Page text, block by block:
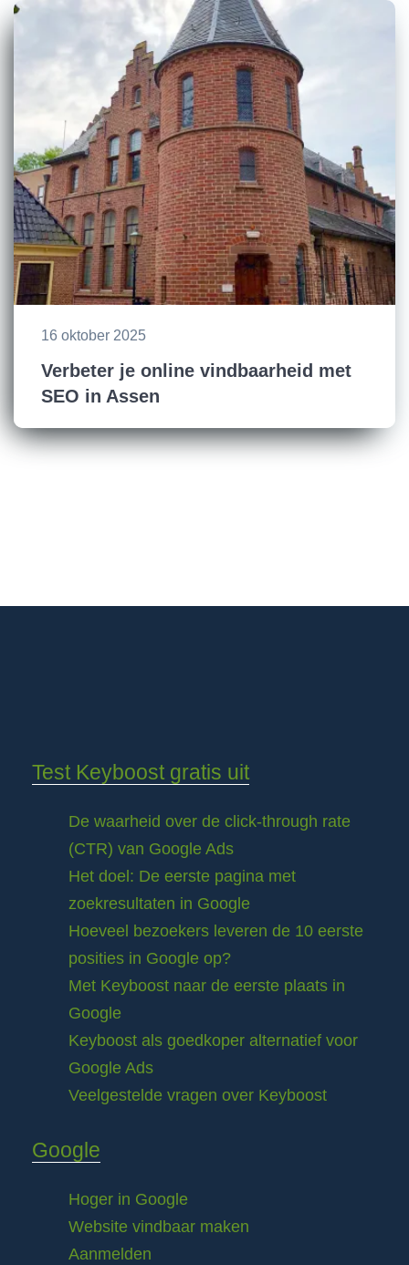
16 oktober 2025
Verbeter je online vindbaarheid met
SEO in Assen
Test Keyboost gratis uit
De waarheid over de click-through rate
(CTR) van Google Ads
Het doel: De eerste pagina met
zoekresultaten in Google
Hoeveel bezoekers leveren de 10 eerste
posities in Google op?
Met Keyboost naar de eerste plaats in
Google
Keyboost als goedkoper alternatief voor
Google Ads
Veelgestelde vragen over Keyboost
Google
Hoger in Google
Website vindbaar maken
Aanmelden